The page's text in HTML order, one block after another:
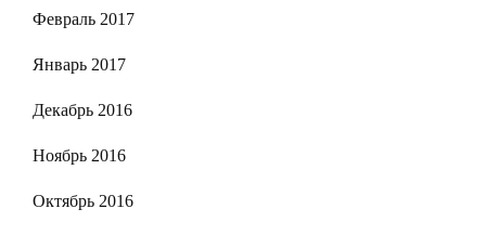
Февраль 2017
Январь 2017
Декабрь 2016
Ноябрь 2016
Октябрь 2016